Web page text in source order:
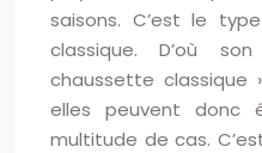
saisons. C’est le
classique. D’où
chaussette
elles peuvent donc
multitude de cas.